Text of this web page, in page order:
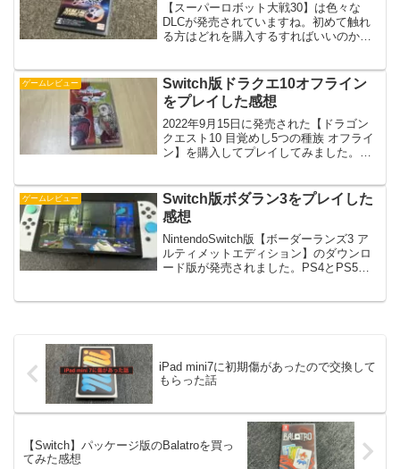
【スーパーロボット大戦30】は色々な
DLCが発売されていますね。初めて触れ
る方はどれを購入するすればいいのか分
思います。スパロボ30はどれがおすす
め？個人的にはパッケー...
ゲームレビュー
Switch版ドラクエ10オフライン
をプレイした感想
2022年9月15日に発売された【ドラゴン
クエスト10 目覚めし5つの種族 オフライ
ン】を購入してプレイしてみました。ド
イしていなかったんですよね。オフライ
ンで1人で...
ゲームレビュー
Switch版ボダラン3をプレイした
感想
NintendoSwitch版【ボーダーランズ3 ア
ルティメットエディション】のダウンロ
ード版が発売されました。PS4とPS5で
iPad mini7に初期傷があったので交換して
もらった話
【Switch】パッケージ版のBalatroを買っ
てみた感想